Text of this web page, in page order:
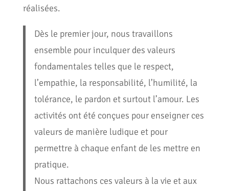
réalisées.
Dès le premier jour, nous travaillons
ensemble pour inculquer des valeurs
fondamentales telles que le respect,
l’empathie, la responsabilité, l’humilité, la
tolérance, le pardon et surtout l’amour. Les
activités ont été conçues pour enseigner ces
valeurs de manière ludique et pour
permettre à chaque enfant de les mettre en
pratique.
Nous rattachons ces valeurs à la vie et aux